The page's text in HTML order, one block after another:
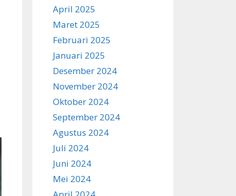
April 2025
Maret 2025
Februari 2025
Januari 2025
Desember 2024
November 2024
Oktober 2024
September 2024
Agustus 2024
Juli 2024
Juni 2024
Mei 2024